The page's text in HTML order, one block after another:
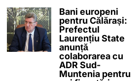
TERMENI ȘI CONDIȚII COOKIES
Bani europeni
pentru Călărași:
Prefectul
Laurențiu State
anunță
colaborarea cu
ADR Sud-
Muntenia pentru